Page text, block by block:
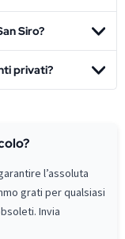
Siro?
privati?
l’assoluta
grati per qualsiasi
Invia